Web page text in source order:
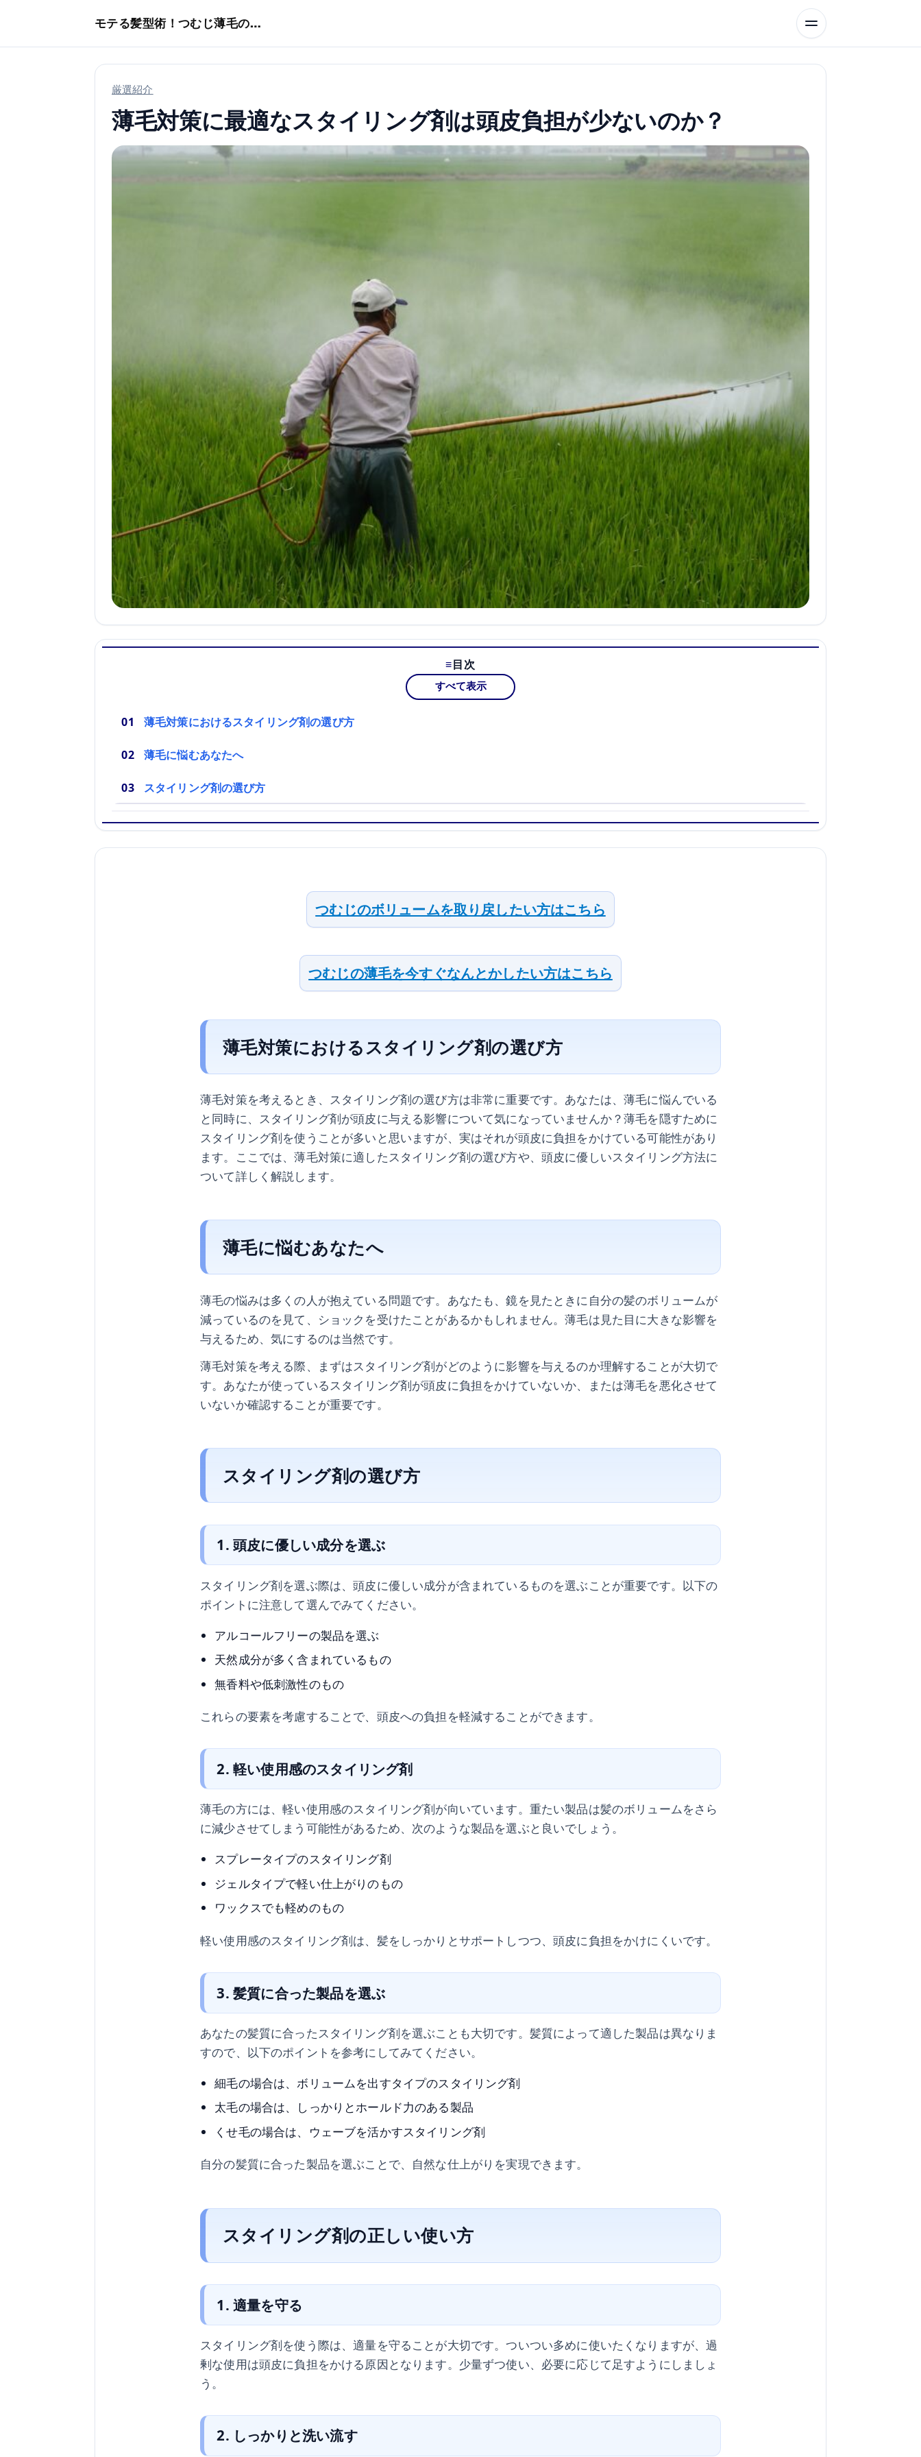
モテる髪型術！つむじ薄毛の隠し方
厳選紹介
薄毛対策に最適なスタイリング剤は頭皮負担が少ないのか？
目次
すべて表示
薄毛対策におけるスタイリング剤の選び方
薄毛に悩むあなたへ
スタイリング剤の選び方
つむじのボリュームを取り戻したい方はこちら
つむじの薄毛を今すぐなんとかしたい方はこちら
薄毛対策におけるスタイリング剤の選び方
薄毛対策を考えるとき、スタイリング剤の選び方は非常に重要です。あなたは、薄毛に悩んでいる
と同時に、スタイリング剤が頭皮に与える影響について気になっていませんか？薄毛を隠すために
スタイリング剤を使うことが多いと思いますが、実はそれが頭皮に負担をかけている可能性があり
ます。ここでは、薄毛対策に適したスタイリング剤の選び方や、頭皮に優しいスタイリング方法に
ついて詳しく解説します。
薄毛に悩むあなたへ
薄毛の悩みは多くの人が抱えている問題です。あなたも、鏡を見たときに自分の髪のボリュームが
減っているのを見て、ショックを受けたことがあるかもしれません。薄毛は見た目に大きな影響を
与えるため、気にするのは当然です。
薄毛対策を考える際、まずはスタイリング剤がどのように影響を与えるのか理解することが大切で
す。あなたが使っているスタイリング剤が頭皮に負担をかけていないか、または薄毛を悪化させて
いないか確認することが重要です。
スタイリング剤の選び方
1. 頭皮に優しい成分を選ぶ
スタイリング剤を選ぶ際は、頭皮に優しい成分が含まれているものを選ぶことが重要です。以下の
ポイントに注意して選んでみてください。
アルコールフリーの製品を選ぶ
天然成分が多く含まれているもの
無香料や低刺激性のもの
これらの要素を考慮することで、頭皮への負担を軽減することができます。
2. 軽い使用感のスタイリング剤
薄毛の方には、軽い使用感のスタイリング剤が向いています。重たい製品は髪のボリュームをさら
に減少させてしまう可能性があるため、次のような製品を選ぶと良いでしょう。
スプレータイプのスタイリング剤
ジェルタイプで軽い仕上がりのもの
ワックスでも軽めのもの
軽い使用感のスタイリング剤は、髪をしっかりとサポートしつつ、頭皮に負担をかけにくいです。
3. 髪質に合った製品を選ぶ
あなたの髪質に合ったスタイリング剤を選ぶことも大切です。髪質によって適した製品は異なりま
すので、以下のポイントを参考にしてみてください。
細毛の場合は、ボリュームを出すタイプのスタイリング剤
太毛の場合は、しっかりとホールド力のある製品
くせ毛の場合は、ウェーブを活かすスタイリング剤
自分の髪質に合った製品を選ぶことで、自然な仕上がりを実現できます。
スタイリング剤の正しい使い方
1. 適量を守る
スタイリング剤を使う際は、適量を守ることが大切です。ついつい多めに使いたくなりますが、過
剰な使用は頭皮に負担をかける原因となります。少量ずつ使い、必要に応じて足すようにしましょ
う。
2. しっかりと洗い流す